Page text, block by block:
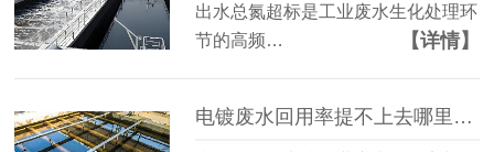
出水总氮超标是工业废水生化处理环
节的高频…
【详情】
电镀废水回用率提不上去哪里有问题